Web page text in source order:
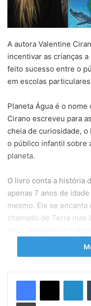
A autora Valentine
incentivar as crianças
feito sucesso entre o
em escolas
Planeta Água é o
Cirano escreveu para
cheia de curiosidade,
o público infantil sobre
planeta.
O livro conta a história
apenas 7 anos de
mesmo. Ele se
chamado de Terra mas
deixando um alerta
de que nosso